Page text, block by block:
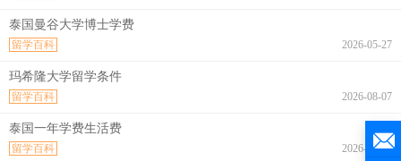
泰国曼谷大学博士学费
2026-05-27
留学百科
玛希隆大学留学条件
2026-08-07
留学百科
泰国一年学费生活费
2026-08-07
留学百科